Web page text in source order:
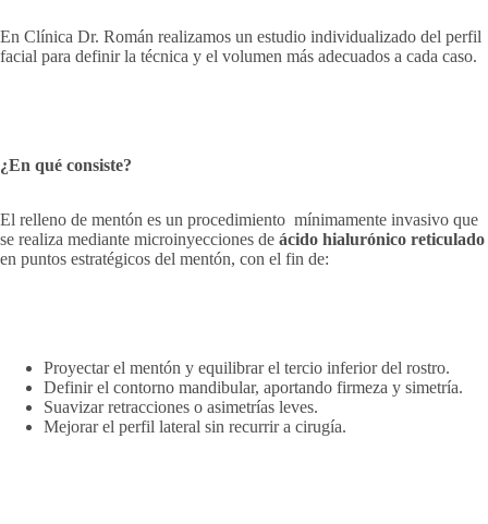
En Clínica Dr. Román realizamos un estudio individualizado del perfil
facial para definir la técnica y el volumen más adecuados a cada caso.
¿En qué consiste?
El relleno de mentón es un procedimiento mínimamente invasivo que
se realiza mediante microinyecciones de ácido hialurónico reticulado
en puntos estratégicos del mentón, con el fin de:
Proyectar el mentón y equilibrar el tercio inferior del rostro.
Definir el contorno mandibular, aportando firmeza y simetría.
Suavizar retracciones o asimetrías leves.
Mejorar el perfil lateral sin recurrir a cirugía.